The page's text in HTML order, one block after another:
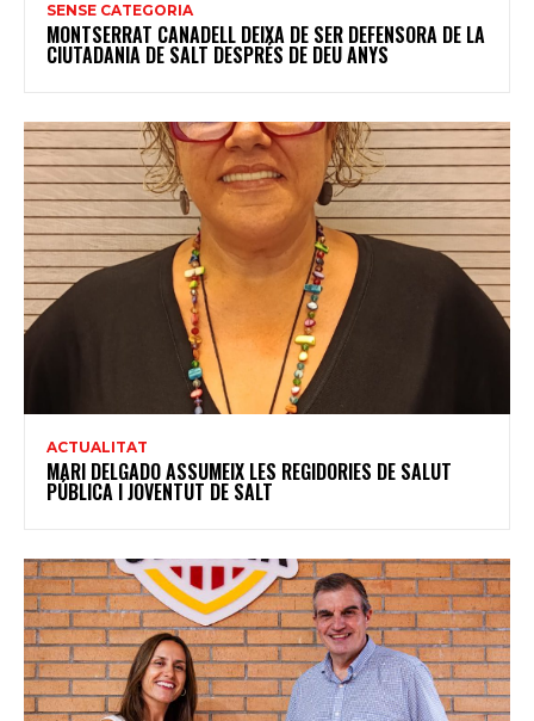
SENSE CATEGORIA
MONTSERRAT CANADELL DEIXA DE SER DEFENSORA DE LA
CIUTADANIA DE SALT DESPRÉS DE DEU ANYS
ACTUALITAT
MARI DELGADO ASSUMEIX LES REGIDORIES DE SALUT
PÚBLICA I JOVENTUT DE SALT